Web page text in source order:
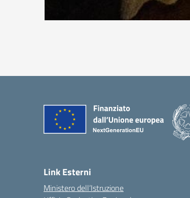
Link Esterni
Ministero dell’Istruzione